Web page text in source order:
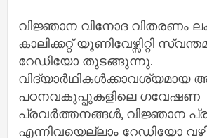
വിജ്ഞാന വിനോദ വിതരണം
കാലിക്കറ്റ് യൂണിവേഴ്സിറ്റി
റേഡിയോ തുടങ്ങുന്നു.
വിദ്യാര്‍ഥികള്‍ക്കാവശ്യമായ
പഠനവകുപ്പുകളിലെ ഗവേഷണ
പ്രവര്‍ത്തനങ്ങള്‍, വിജ്ഞാന
എന്നിവയെല്ലാം റേഡിയോ